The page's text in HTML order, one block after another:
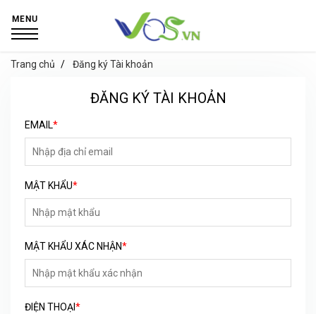
MENU
Trang chủ Đăng ký Tài khoản
ĐĂNG KÝ TÀI KHOẢN
EMAIL*
MẬT KHẨU*
MẬT KHẨU XÁC NHẬN*
ĐIỆN THOẠI*